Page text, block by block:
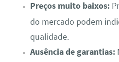
Preços muito baixos:
do mercado podem
qualidade.
Ausência de garantias: